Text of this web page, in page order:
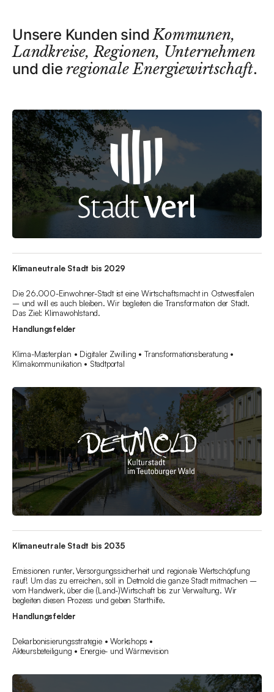
Unsere Kunden sindKommunen,
Landkreise, Regionen, Unternehmen
und dieregionale Energiewirtschaft.
Klimaneutrale Stadt bis 2029
Die 26.000-Einwohner-Stadt ist eine Wirtschaftsmacht in Ostwestfalen
– und will es auch bleiben. Wir begleiten die Transformation der Stadt.
Das Ziel: Klimawohlstand.
Handlungsfelder
Klima-Masterplan • Digitaler Zwilling • Transformationsberatung •
Klimakommunikation • Stadtportal
Klimaneutrale Stadt bis 2035
Emissionen runter, Versorgungssicherheit und regionale Wertschöpfung
rauf! Um das zu erreichen, soll in Detmold die ganze Stadt mitmachen –
vom Handwerk, über die (Land-)Wirtschaft bis zur Verwaltung. Wir
begleiten diesen Prozess und geben Starthilfe.
Handlungsfelder
Dekarbonisierungsstrategie • Workshops •
Akteursbeteiligung • Energie- und Wärmevision